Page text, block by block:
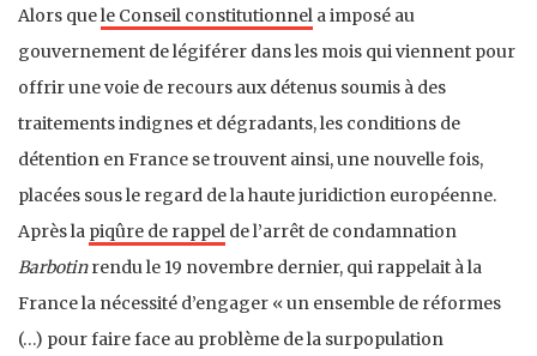
Alors quele Conseil constitutionnel a imposé au
gouvernement de légiférer dans les mois qui viennent pour
offrir une voie de recours aux détenus soumis à des
traitements indignes et dégradants, les conditions de
détention en France se trouvent ainsi, une nouvelle fois,
placées sous le regard de la haute juridiction européenne.
Après la piqûre de rappel de l’arrêt de condamnation
Barbotinrendu le 19 novembre dernier, qui rappelait à la
France la nécessité d’engager « un ensemble de réformes
(…) pour faire face au problème de la surpopulation